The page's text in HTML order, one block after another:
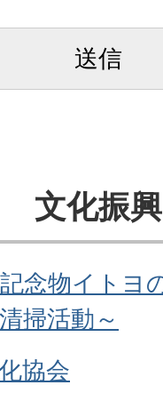
文化振興
念物イトヨ
掃活動～
協会